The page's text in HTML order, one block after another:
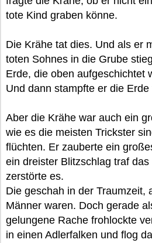
tote Kind graben könne.
Die Krähe tat dies. Und als er
toten Sohnes in die Grube
Erde, die oben aufgeschichtet
Und dann stampfte er die Erde
Aber die Krähe war auch ein
wie es die meisten Trickster
flüchten. Er zauberte ein
ein dreister Blitzschlag traf
zerstörte es.
Die geschah in der Traumzeit,
Männer waren. Doch gerade
gelungene Rache frohlockte
in einen Adlerfalken und flog